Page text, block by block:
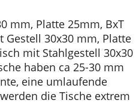
mm, Platte 25mm, BxT
Gestell 30x30 mm, Platte
mit Stahlgestell 30x30
haben ca 25-30 mm
eine umlaufende
die Tische extrem